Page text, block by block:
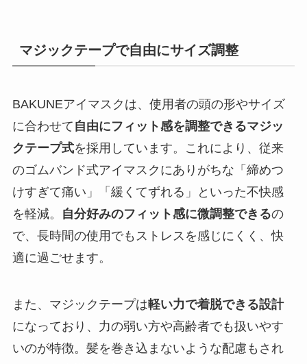
マジックテープで自由にサイズ調整
BAKUNEアイマスクは、使用者の頭の形やサイズ
に合わせて 自由にフィット感を調整できるマジッ
クテープ式を採用しています。これにより、従来
のゴムバンド式アイマスクにありがちな「締めつ
けすぎて痛い」「緩くてずれる」といった不快感
を軽減。
自分好みのフィット感に微調整できるの
で、長時間の使用でもストレスを感じにくく、快
適に過ごせます。
また、マジックテープは軽い力で着脱できる設計
になっており、力の弱い方や高齢者でも扱いやす
いのが特徴。髪を巻き込まないような配慮もされ